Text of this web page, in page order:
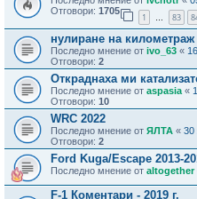
Отговори: 1705
1 … 83
нулиране на
Последно мнение от ivo_63 «
Отговори: 2
Откраднаха ми
Последно мнение от aspasia «
Отговори: 10
WRC 2022
Последно мнение от ЯЛТА « 30
Отговори: 2
Ford Kuga/Escape 2013-
Последно мнение от altogether
F-1 Коментари - 2019 г.